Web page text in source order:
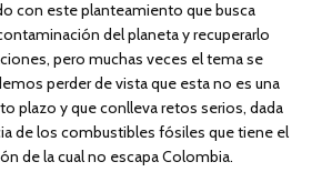
con este planteamiento que busca
del planeta y recuperarlo
pero muchas veces el tema se
perder de vista que esta no es una
plazo y que conlleva retos serios, dada
de los combustibles fósiles que tiene el
de la cual no escapa Colombia.